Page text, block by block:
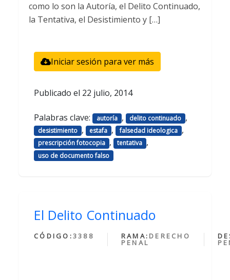
como lo son la Autoría, el Delito Continuado,
la Tentativa, el Desistimiento y […]
Iniciar sesión para ver más
Publicado el 22 julio, 2014
Palabras clave: autoría , delito continuado ,
desistimiento , estafa , falsedad ideologica ,
prescripción fotocopia , tentativa ,
uso de documento falso
El Delito Continuado
CÓDIGO:3388 RAMA: DERECHO
PENAL